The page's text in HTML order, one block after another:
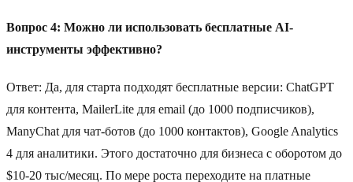
Вопрос 4: Можно ли использовать бесплатные AI-
инструменты эффективно?
Ответ: Да, для старта подходят бесплатные версии: ChatGPT
для контента, MailerLite для email (до 1000 подписчиков),
ManyChat для чат-ботов (до 1000 контактов), Google Analytics
4 для аналитики. Этого достаточно для бизнеса с оборотом до
$10-20 тыс/месяц. По мере роста переходите на платные